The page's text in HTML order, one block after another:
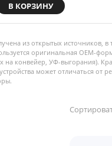
В КОРЗИНУ
из открытых источников, в
оригинальная OEM-
на конвейер, УФ-выгорания).
может отличаться от